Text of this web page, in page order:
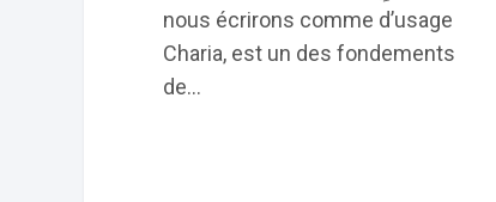
nous écrirons comme d’usage
Charia, est un des fondements
de…